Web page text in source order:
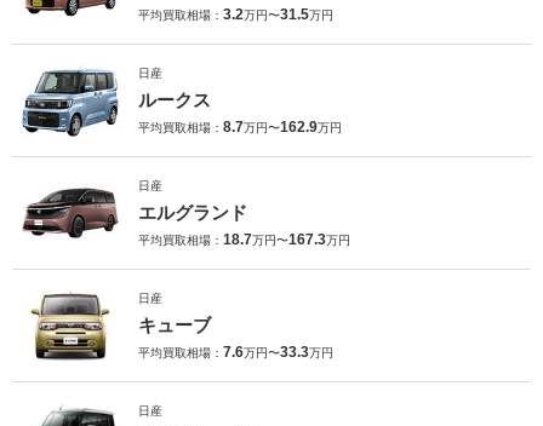
平均買取相場： 3.2万円〜31.5万円
日産
ルークス
平均買取相場： 8.7万円〜162.9万円
日産
エルグランド
平均買取相場： 18.7万円〜167.3万円
日産
キューブ
平均買取相場： 7.6万円〜33.3万円
日産